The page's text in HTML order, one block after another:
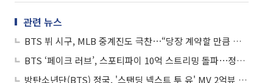
관련 뉴스
BTS 뷔 시구, MLB 중계진도 극찬⋯“당장 계약할 만큼 멋진 변화구”
BTS ‘페이크 러브’, 스포티파이 10억 스트리밍 돌파⋯정국도 겹경사
방탄소년단(BTS) 정국, '스탠딩 넥스트 투 유' MV 2억뷰 돌파